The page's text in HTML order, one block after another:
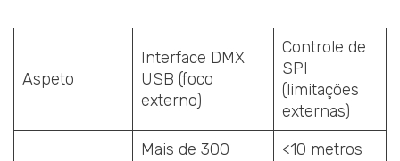
Aspeto
Interface DMX
USB (foco
externo)
Controle de
SPI
(limitações
externas)
Mais de 300
<10 metros